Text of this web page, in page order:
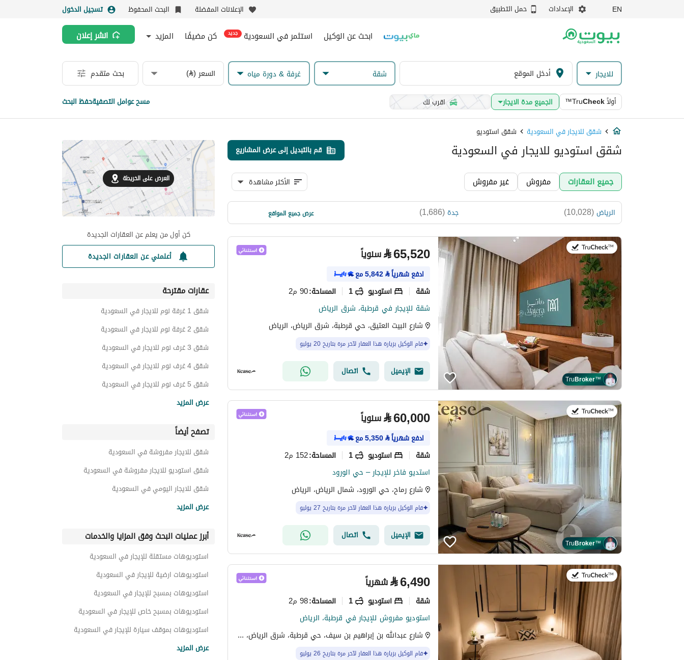
EN الإعدادات حمل التطبيق الإعلانات المفضلة البحث المحفوظ تسجيل الدخول
ابحث عن الوكيل استثمر في السعودية جديد كن مضيفًا المزيد انشر إعلان
للايجار شقة غرفة & دورة مياه السعر (⃁) بحث متقدم
أولاً ™TruCheck الجميع مدة الايجار اقرب لك مسح عوامل التصفيةحفظ البحث
شقق للايجار في السعودية شقق استوديو
شقق استوديو للايجار في السعودية قم بالتبديل إلى عرض المشاريع
جميع العقارات مفروش غير مفروش الأكثر مشاهدة
الرياض(
10,028
) جدة(
1,686
) الخبر
(
631
)
المدينة المنورة
(
94
)
عرض جميع المواقع
في:20 يوليو 2026
TruBroker™
⃁65,520 سنوياً
ادفع شهرياً⃁
5,842مع
شقة استوديو 1 المساحة:90 م2
شقة للإيجار في قرطبة، شرق الرياض
شارع البيت العتيق، حي قرطبة، شرق الرياض، الرياض
قام الوكيل بزيارة هذا العقار لآخر مرة بتاريخ 20 يوليو
الإيميل اتصال
TruBroker™
⃁60,000 سنوياً
ادفع شهرياً⃁
5,350مع
شقة استوديو 1 المساحة:152 م2
استديو فاخر للإيجار – حي الورود
شارع رماح، حي الورود، شمال الرياض، الرياض
قام الوكيل بزيارة هذا العقار لآخر مرة بتاريخ 27 يوليو
الإيميل اتصال
في:26 يوليو 2026 ⃁6,490 شهرياً
شقة استوديو 1 المساحة:98 م2
استوديو مفروش للإيجار في قرطبة، الرياض
شارع عبدالله بن إبراهيم بن سيف، حي قرطبة، شرق الرياض، الرياض
قام الوكيل بزيارة هذا العقار لآخر مرة بتاريخ 26 يوليو
العرض على الخريطة
كن أول من يعلم عن العقارات الجديدة
أعلمني عن العقارات الجديدة
عقارات مقترحة
شقق 1 غرفة نوم للايجار في السعودية
شقق 2 غرفة نوم للايجار في السعودية
شقق 3 غرف نوم للايجار في السعودية
شقق 4 غرف نوم للايجار في السعودية
شقق 5 غرف نوم للايجار في السعودية
ادوار للايجار في السعودية
عمائر سكنية للايجار في السعودية
اراضي سكنية للايجار في السعودية
غرف للايجار في السعودية
استراحات للايجار في السعودية
عرض المزيد
تصفح أيضاً
شقق للايجار مفروشة في السعودية
شقق استوديو للايجار مفروشة في السعودية
شقق للايجار اليومي في السعودية
شقق استوديو للايجار الشهري في السعودية
شقق للبيع في السعودية
شقق استوديو للبيع في السعودية
عرض المزيد
أبرز عمليات البحث وفق المزايا والخدمات
استوديوهات مستقلة للإيجار في السعودية
استوديوهات ارضية للإيجار في السعودية
استوديوهات بمسبح للإيجار في السعودية
استوديوهات بمسبح خاص للإيجار في السعودية
استوديوهات بموقف سيارة للإيجار في السعودية
عرض المزيد